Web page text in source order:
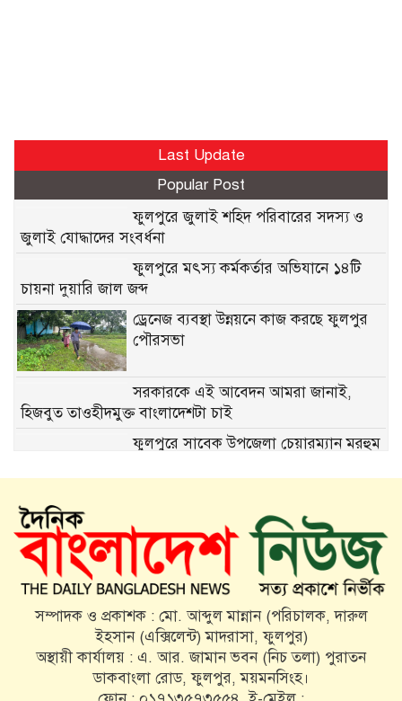
Last Update
Popular Post
ফুলপুরে জুলাই শহিদ পরিবারের সদস্য ও
জুলাই যোদ্ধাদের সংবর্ধনা
ফুলপুরে মৎস্য কর্মকর্তার অভিযানে ১৪টি
চায়না দুয়ারি জাল জব্দ
ড্রেনেজ ব্যবস্থা উন্নয়নে কাজ করছে ফুলপুর
পৌরসভা
সরকারকে এই আবেদন আমরা জানাই,
হিজবুত তাওহীদমুক্ত বাংলাদেশটা চাই
ফুলপুরে সাবেক উপজেলা চেয়ারম্যান মরহুম
অকুণ্ঠ সমর্থন আজও প্রেরণা
৫ আগস্ট জুলাই গণঅভ্যুত্থান দিবস উপলক্ষে
ফুলপুরে প্রস্তুতিমূলক সভা
ফুলপুরে যাত্রীবাহী বাস খাদে, আহত ৫
সম্পাদক ও প্রকাশক : মো. আব্দুল মান্নান (পরিচালক, দারুল
ইহসান (এক্সিলেন্ট) মাদরাসা, ফুলপুর)
অস্থায়ী কার্যালয় : এ. আর. জামান ভবন (নিচ তলা) পুরাতন
ডাকবাংলা রোড, ফুলপুর, ময়মনসিংহ।